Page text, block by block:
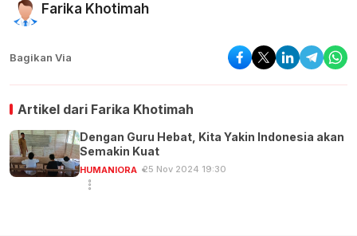
Farika Khotimah
Bagikan Via
Artikel dari Farika Khotimah
Dengan Guru Hebat, Kita Yakin Indonesia akan
Semakin Kuat
HUMANIORA 25 Nov 2024 19:30